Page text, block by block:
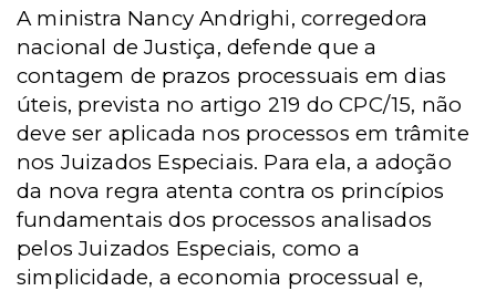
A ministra Nancy Andrighi, corregedora
nacional de Justiça, defende que a
contagem de prazos processuais em dias
úteis, prevista no artigo 219 do CPC/15, não
deve ser aplicada nos processos em trâmite
nos Juizados Especiais. Para ela, a adoção
da nova regra atenta contra os princípios
fundamentais dos processos analisados
pelos Juizados Especiais, como a
simplicidade, a economia processual e,